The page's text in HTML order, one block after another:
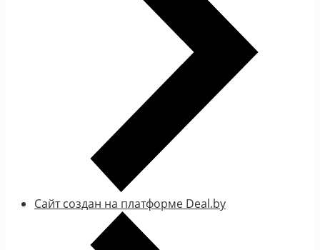
Сайт создан на платформе Deal.by